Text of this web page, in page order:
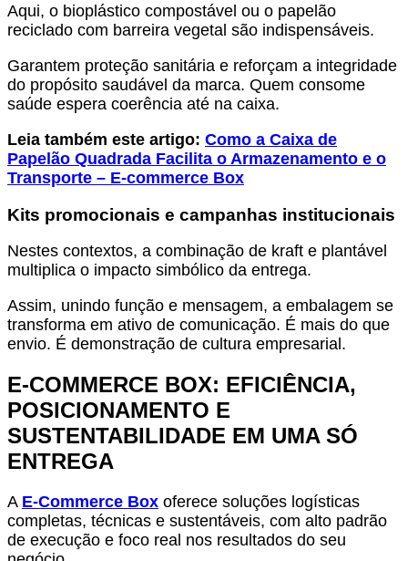
Aqui, o bioplástico compostável ou o papelão
reciclado com barreira vegetal são indispensáveis.
Garantem proteção sanitária e reforçam a integridade
do propósito saudável da marca. Quem consome
saúde espera coerência até na caixa.
Leia também este artigo: Como a Caixa de
Papelão Quadrada Facilita o Armazenamento e o
Transporte – E-commerce Box
Kits promocionais e campanhas institucionais
Nestes contextos, a combinação de kraft e plantável
multiplica o impacto simbólico da entrega.
Assim, unindo função e mensagem, a embalagem se
transforma em ativo de comunicação. É mais do que
envio. É demonstração de cultura empresarial.
E-COMMERCE BOX: EFICIÊNCIA,
POSICIONAMENTO E
SUSTENTABILIDADE EM UMA SÓ
ENTREGA
A E-Commerce Box oferece soluções logísticas
completas, técnicas e sustentáveis, com alto padrão
de execução e foco real nos resultados do seu